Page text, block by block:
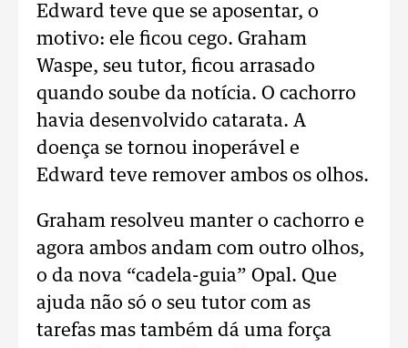
Edward teve que se aposentar, o
motivo: ele ficou cego. Graham
Waspe, seu tutor, ficou arrasado
quando soube da notícia. O cachorro
havia desenvolvido catarata. A
doença se tornou inoperável e
Edward teve remover ambos os olhos.
Graham resolveu manter o cachorro e
agora ambos andam com outro olhos,
o da nova “cadela-guia” Opal. Que
ajuda não só o seu tutor com as
tarefas mas também dá uma força